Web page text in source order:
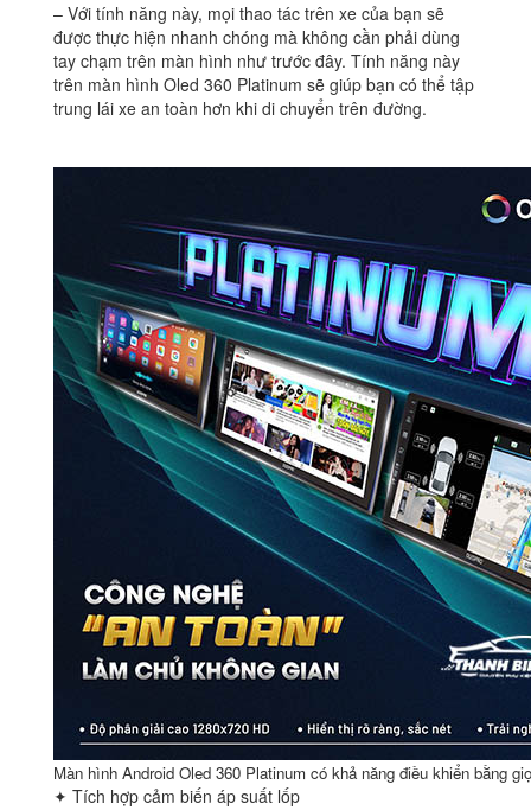
– Với tính năng này, mọi thao tác trên xe của bạn sẽ
được thực hiện nhanh chóng mà không cần phải dùng
tay chạm trên màn hình như trước đây. Tính năng này
trên màn hình Oled 360 Platinum sẽ giúp bạn có thể tập
trung lái xe an toàn hơn khi di chuyển trên đường.
Màn hình Android Oled 360 Platinum có khả năng điều khiển bằng
✦ Tích hợp cảm biến áp suất lốp